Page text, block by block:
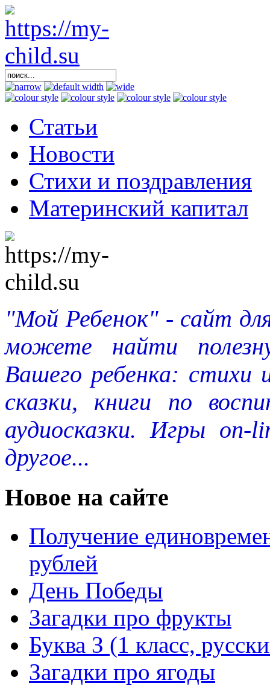
Статьи
Новости
Стихи и поздравления
Материнский капитал
"Мой Ребенок" - сайт
можете найти
Вашего ребенка: стихи
сказки, книги по
аудиосказки. Игры
другое...
Новое на сайте
Получение
рублей
День Победы
Загадки про фрукты
Буква З (1 класс,
Загадки про ягоды